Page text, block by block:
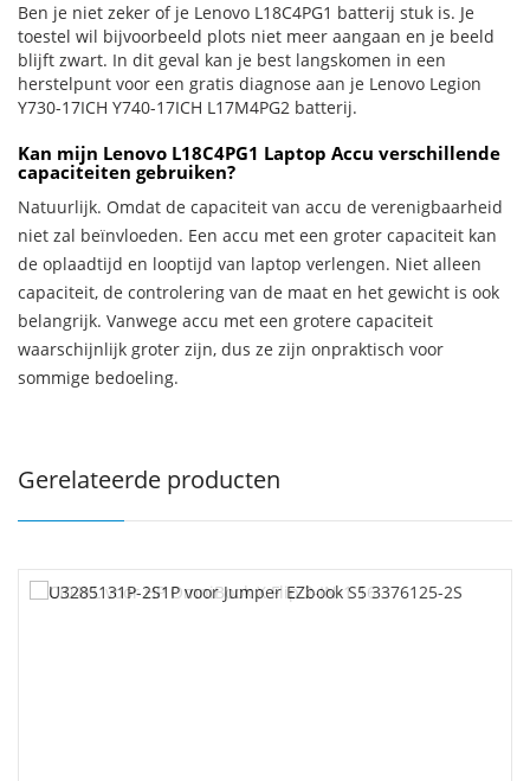
Ben je niet zeker of je Lenovo L18C4PG1 batterij stuk is. Je
toestel wil bijvoorbeeld plots niet meer aangaan en je beeld
blijft zwart. In dit geval kan je best langskomen in een
herstelpunt voor een gratis diagnose aan je Lenovo Legion
Y730-17ICH Y740-17ICH L17M4PG2 batterij.
Kan mijn Lenovo L18C4PG1 Laptop Accu verschillende
capaciteiten gebruiken?
Natuurlijk. Omdat de capaciteit van accu de verenigbaarheid
niet zal beïnvloeden. Een accu met een groter capaciteit kan
de oplaadtijd en looptijd van laptop verlengen. Niet alleen
capaciteit, de controlering van de maat en het gewicht is ook
belangrijk. Vanwege accu met een grotere capaciteit
waarschijnlijk groter zijn, dus ze zijn onpraktisch voor
sommige bedoeling.
Gerelateerde producten